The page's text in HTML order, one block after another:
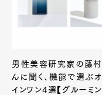
男性美容研究家の藤村
んに聞く、機能で選ぶ
インワン4選【グルーミ